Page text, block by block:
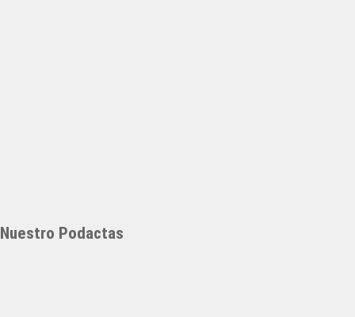
Nuestro Podactas